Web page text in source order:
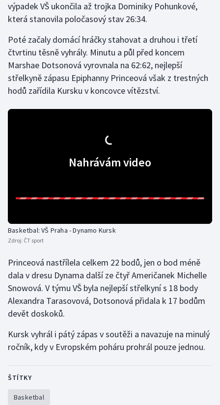
Golf
Gymnastika
Házená
Jezdectví
Moderní pětiboj
Motorsport
Olympijské hry
Parasport
Plavání
Plážový volejbal
Ragby
výpadek VŠ ukončila až trojka Dominiky Pohunkové,
která stanovila poločasový stav 26:34.
Poté začaly domácí hráčky stahovat a druhou i třetí
čtvrtinu těsně vyhrály. Minutu a půl před koncem
Marshae Dotsonová vyrovnala na 62:62, nejlepší
střelkyně zápasu Epiphanny Princeová však z trestných
hodů zařídila Kursku v koncovce vítězství.
Nahrávám video
Basketbal: VŠ Praha - Dynamo Kursk
Zdroj: ČT sport
Princeová nastřílela celkem 22 bodů, jen o bod méně
dala v dresu Dynama další ze čtyř Američanek Michelle
Snowová. V týmu VŠ byla nejlepší střelkyní s 18 body
Alexandra Tarasovová, Dotsonová přidala k 17 bodům
devět doskoků.
Kursk vyhrál i pátý zápas v soutěži a navazuje na minulý
ročník, kdy v Evropském poháru prohrál pouze jednou.
ŠTÍTKY
Basketbal